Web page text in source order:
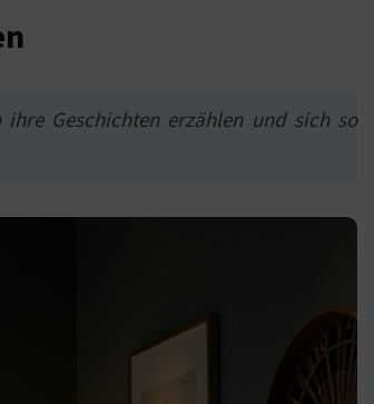
Geschichten erzählen und sich so